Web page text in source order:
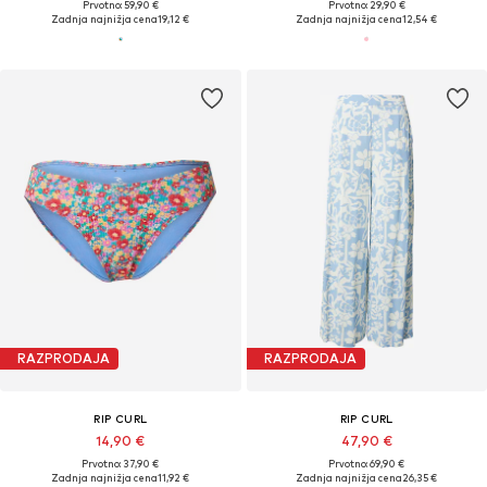
Prvotno: 59,90 €
Zadnja najnižja cena19,12 €
Prvotno: 29,90 €
Zadnja najnižja cena12,54 €
RAZPRODAJA
RIP CURL
14,90 €
Prvotno: 37,90 €
Zadnja najnižja cena11,92 €
RAZPRODAJA
RIP CURL
47,90 €
Prvotno: 69,90 €
Zadnja najnižja cena26,35 €